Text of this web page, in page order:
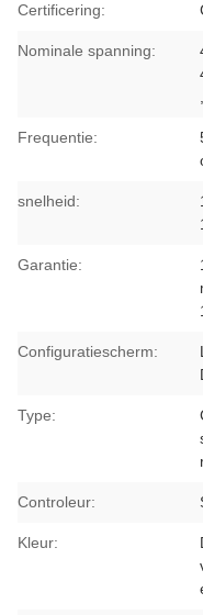
Certificering:
Nominale spanning:
Frequentie:
snelheid:
Garantie:
Configuratiescherm:
Type:
Controleur:
Kleur: